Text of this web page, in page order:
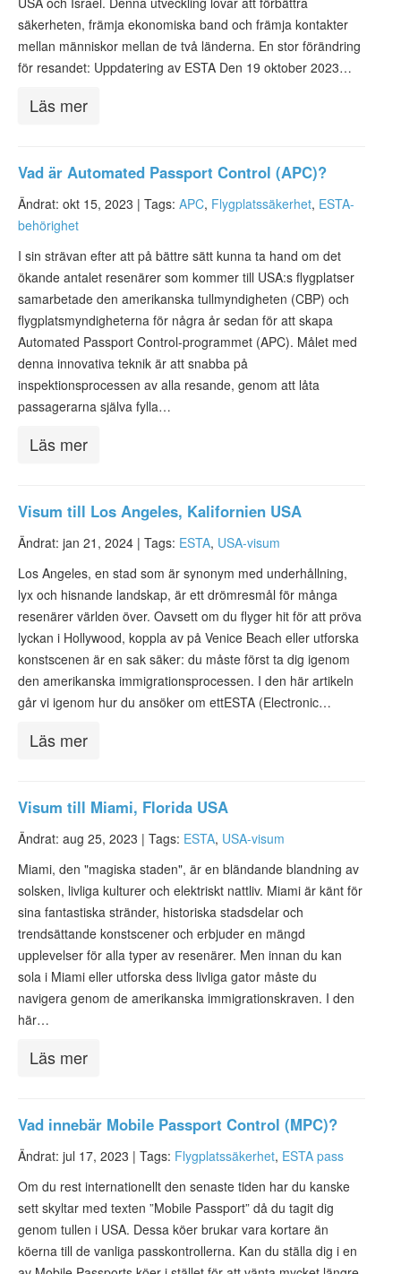
säkerheten, främja ekonomiska band och främja kontakter
mellan människor mellan de två länderna. En stor förändring
för resandet: Uppdatering av ESTA Den 19 oktober 2023…
Läs mer
Vad är Automated Passport Control (APC)?
Ändrat: okt 15, 2023 | Tags: APC, Flygplatssäkerhet, ESTA-
behörighet
I sin strävan efter att på bättre sätt kunna ta hand om det
ökande antalet resenärer som kommer till USA:s flygplatser
samarbetade den amerikanska tullmyndigheten (CBP) och
flygplatsmyndigheterna för några år sedan för att skapa
Automated Passport Control-programmet (APC). Målet med
denna innovativa teknik är att snabba på
inspektionsprocessen av alla resande, genom att låta
passagerarna själva fylla…
Läs mer
Visum till Los Angeles, Kalifornien USA
Ändrat: jan 21, 2024 | Tags: ESTA, USA-visum
Los Angeles, en stad som är synonym med underhållning,
lyx och hisnande landskap, är ett drömresmål för många
resenärer världen över. Oavsett om du flyger hit för att pröva
lyckan i Hollywood, koppla av på Venice Beach eller utforska
konstscenen är en sak säker: du måste först ta dig igenom
den amerikanska immigrationsprocessen. I den här artikeln
går vi igenom hur du ansöker om ettESTA (Electronic…
Läs mer
Visum till Miami, Florida USA
Ändrat: aug 25, 2023 | Tags: ESTA, USA-visum
Miami, den "magiska staden", är en bländande blandning av
solsken, livliga kulturer och elektriskt nattliv. Miami är känt för
sina fantastiska stränder, historiska stadsdelar och
trendsättande konstscener och erbjuder en mängd
upplevelser för alla typer av resenärer. Men innan du kan
sola i Miami eller utforska dess livliga gator måste du
navigera genom de amerikanska immigrationskraven. I den
här…
Läs mer
Vad innebär Mobile Passport Control (MPC)?
Ändrat: jul 17, 2023 | Tags: Flygplatssäkerhet, ESTA pass
Om du rest internationellt den senaste tiden har du kanske
sett skyltar med texten ”Mobile Passport” då du tagit dig
genom tullen i USA. Dessa köer brukar vara kortare än
köerna till de vanliga passkontrollerna. Kan du ställa dig i en